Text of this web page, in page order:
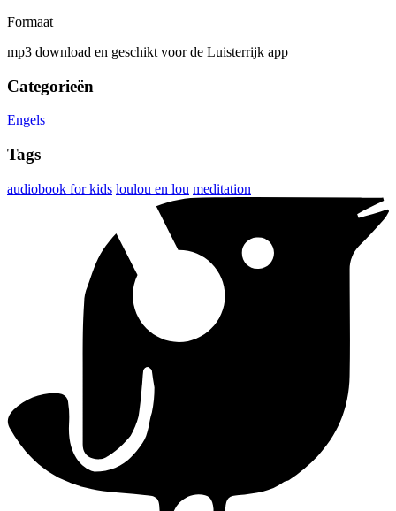
Formaat
mp3 download en geschikt voor de Luisterrijk app
Categorieën
Engels
Tags
audiobook for kids loulou en lou meditation